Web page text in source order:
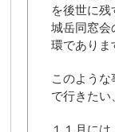
を後世に
城岳同窓会
環でありま
このよう
で行きたい
１１月に